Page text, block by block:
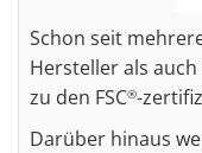
Schon seit
Hersteller als
zu den FSC®-
Darüber hinaus